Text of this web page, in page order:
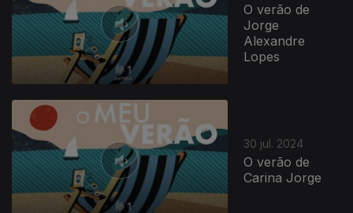
O verão de
Jorge
Alexandre
Lopes
30 jul. 2024
O verão de
Carina Jorge